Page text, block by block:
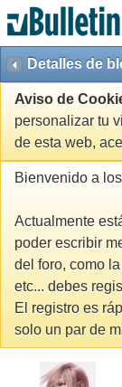
Detalles de
Aviso de
personalizar tu
de esta web,
Bienvenido a
Actualmente
poder escribir
del foro, como
etc... debes
El registro es
solo un par de